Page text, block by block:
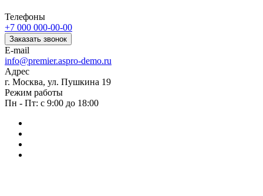
Телефоны
+7 000 000-00-00
Заказать звонок
E-mail
info@premier.aspro-demo.ru
Адрес
г. Москва, ул. Пушкина 19
Режим работы
Пн - Пт: с 9:00 до 18:00